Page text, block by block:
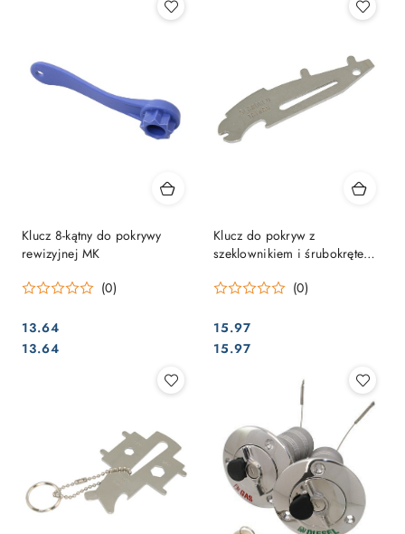
Klucz 8-kątny do pokrywy
rewizyjnej MK
(0)
Cena:
13.64
Cena:
13.64
Klucz do pokryw z
szeklownikiem i śrubokrętem
(0)
Cena:
15.97
Cena:
15.97